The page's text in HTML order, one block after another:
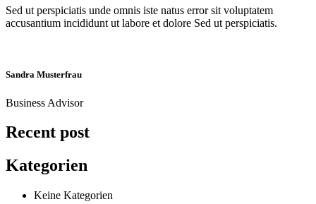
Sed ut perspiciatis unde omnis iste natus error sit voluptatem
accusantium incididunt ut labore et dolore Sed ut perspiciatis.
Sandra Musterfrau
Business Advisor
Recent post
Kategorien
Keine Kategorien